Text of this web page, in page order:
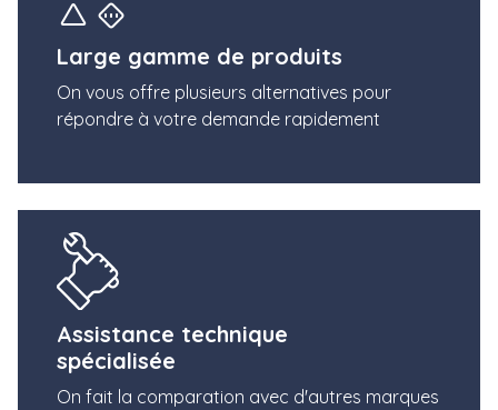
Large gamme de produits
On vous offre plusieurs alternatives pour
répondre à votre demande rapidement
Assistance technique
spécialisée
On fait la comparation avec d'autres marques